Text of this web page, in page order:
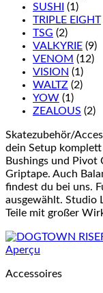
SUSHI
(1)
TRIPLE EIGHT
TSG (2)
VALKYRIE (9)
VENOM (12)
VISION (1)
WALTZ (2)
YOW (1)
ZEALOUS (2)
Skatezubehör/
dein Setup komplett
Bushings und Pivot
Griptape. Auch
findest du bei uns.
ausgewählt. Studio
Teile mit großer
Aperçu
Accessoires